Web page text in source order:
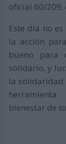
oficial 60/209,
Este día no
la acción
bueno para
solidario, y
la solidaridad
bienestar de